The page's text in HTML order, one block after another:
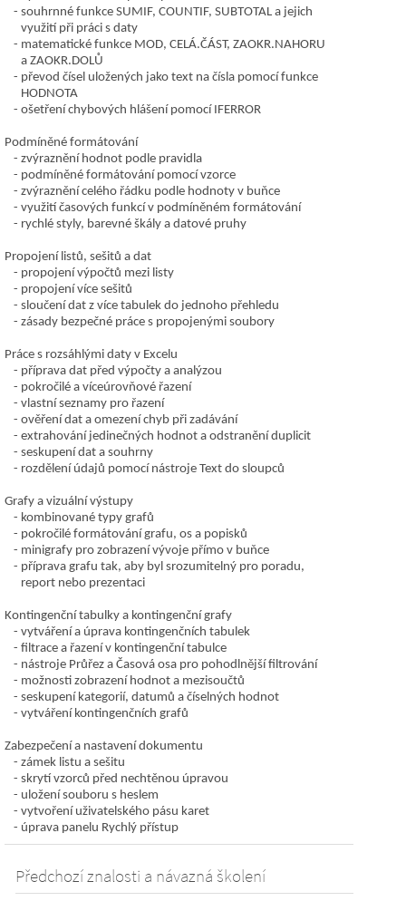
souhrnné funkce SUMIF, COUNTIF, SUBTOTAL a jejich
využití při práci s daty
matematické funkce MOD, CELÁ.ČÁST, ZAOKR.NAHORU
a ZAOKR.DOLŮ
převod čísel uložených jako text na čísla pomocí funkce
HODNOTA
ošetření chybových hlášení pomocí IFERROR
Podmíněné formátování
zvýraznění hodnot podle pravidla
podmíněné formátování pomocí vzorce
zvýraznění celého řádku podle hodnoty v buňce
využití časových funkcí v podmíněném formátování
rychlé styly, barevné škály a datové pruhy
Propojení listů, sešitů a dat
propojení výpočtů mezi listy
propojení více sešitů
sloučení dat z více tabulek do jednoho přehledu
zásady bezpečné práce s propojenými soubory
Práce s rozsáhlými daty v Excelu
příprava dat před výpočty a analýzou
pokročilé a víceúrovňové řazení
vlastní seznamy pro řazení
ověření dat a omezení chyb při zadávání
extrahování jedinečných hodnot a odstranění duplicit
seskupení dat a souhrny
rozdělení údajů pomocí nástroje Text do sloupců
Grafy a vizuální výstupy
kombinované typy grafů
pokročilé formátování grafu, os a popisků
minigrafy pro zobrazení vývoje přímo v buňce
příprava grafu tak, aby byl srozumitelný pro poradu,
report nebo prezentaci
Kontingenční tabulky a kontingenční grafy
vytváření a úprava kontingenčních tabulek
filtrace a řazení v kontingenční tabulce
nástroje Průřez a Časová osa pro pohodlnější filtrování
možnosti zobrazení hodnot a mezisoučtů
seskupení kategorií, datumů a číselných hodnot
vytváření kontingenčních grafů
Zabezpečení a nastavení dokumentu
zámek listu a sešitu
skrytí vzorců před nechtěnou úpravou
uložení souboru s heslem
vytvoření uživatelského pásu karet
úprava panelu Rychlý přístup
Předchozí znalosti a návazná školení